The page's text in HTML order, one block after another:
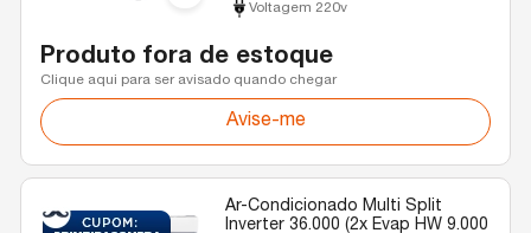
Voltagem 220v
Produto fora de estoque
Clique aqui para ser avisado quando chegar
Avise-me
Ar-Condicionado Multi Split
Inverter 36.000 (2x Evap HW 9.000